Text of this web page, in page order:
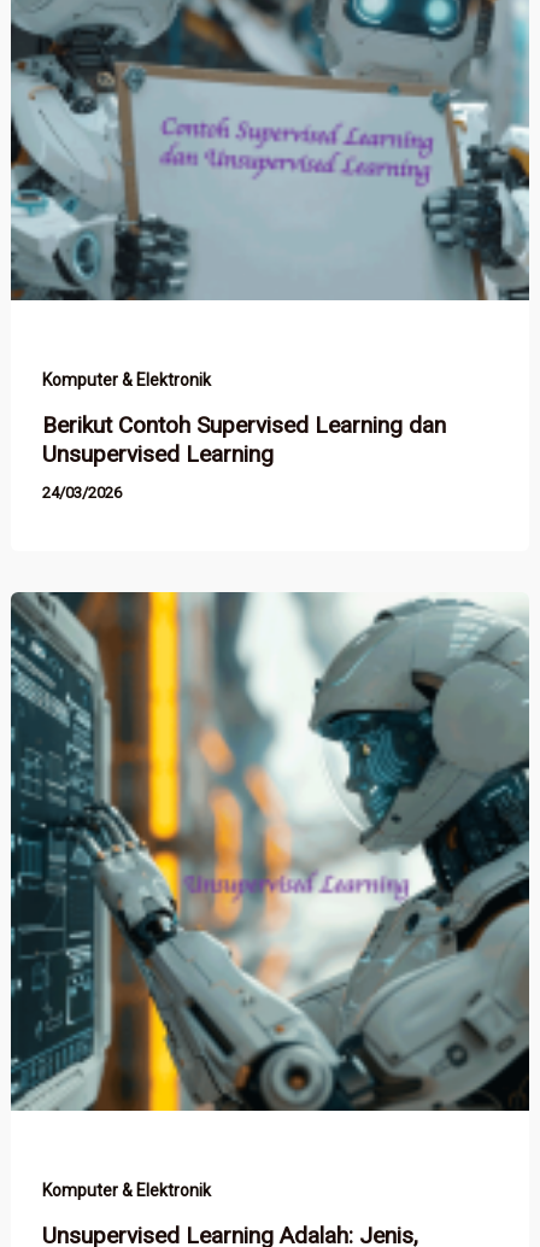
Komputer & Elektronik
Berikut Contoh Supervised Learning dan
Unsupervised Learning
24/03/2026
Komputer & Elektronik
Unsupervised Learning Adalah: Jenis,